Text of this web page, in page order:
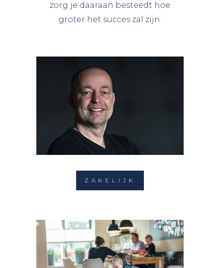
zorg je daaraan besteedt hoe
groter het succes zal zijn.
ZAKELIJK